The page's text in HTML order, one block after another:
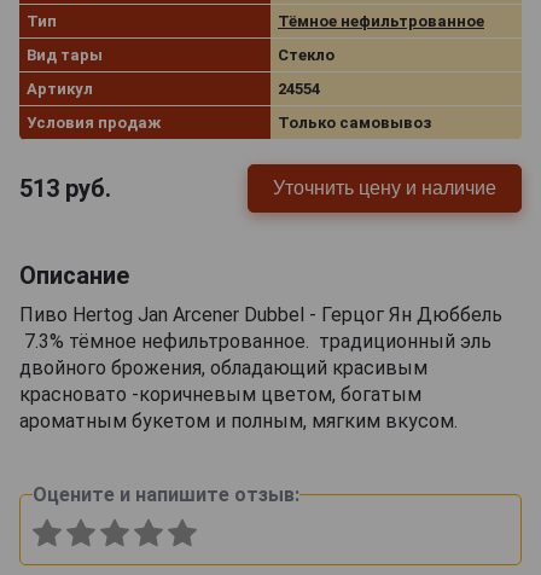
Тип
Тёмное нефильтрованное
Вид тары
Стекло
Артикул
24554
Условия продаж
Только самовывоз
513 руб. Уточнить цену и наличие
Описание
Пиво Hertog Jan Arcener Dubbel - Герцог Ян Дюббель
7.3% тёмное нефильтрованное. традиционный эль
двойного брожения, обладающий красивым
красновато -коричневым цветом, богатым
ароматным букетом и полным, мягким вкусом.
Оцените и напишите отзыв: